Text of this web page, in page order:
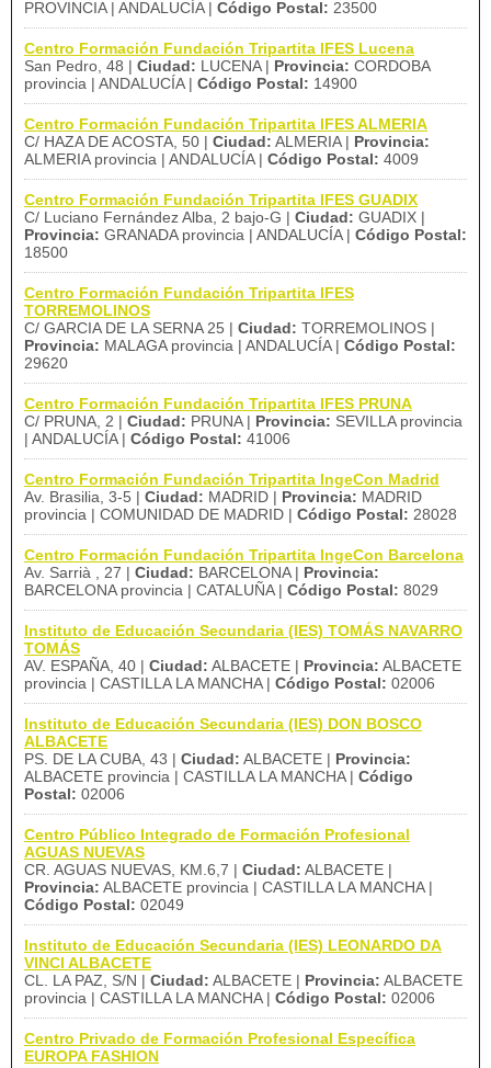
PROVINCIA | ANDALUCÍA | Código Postal: 23500
Centro Formación Fundación Tripartita IFES Lucena
San Pedro, 48 | Ciudad: LUCENA | Provincia: CORDOBA
provincia | ANDALUCÍA | Código Postal: 14900
Centro Formación Fundación Tripartita IFES ALMERIA
C/ HAZA DE ACOSTA, 50 | Ciudad: ALMERIA | Provincia:
ALMERIA provincia | ANDALUCÍA | Código Postal: 4009
Centro Formación Fundación Tripartita IFES GUADIX
C/ Luciano Fernández Alba, 2 bajo-G | Ciudad: GUADIX |
Provincia: GRANADA provincia | ANDALUCÍA | Código Postal:
18500
Centro Formación Fundación Tripartita IFES
TORREMOLINOS
C/ GARCIA DE LA SERNA 25 | Ciudad: TORREMOLINOS |
Provincia: MALAGA provincia | ANDALUCÍA | Código Postal:
29620
Centro Formación Fundación Tripartita IFES PRUNA
C/ PRUNA, 2 | Ciudad: PRUNA | Provincia: SEVILLA provincia
| ANDALUCÍA | Código Postal: 41006
Centro Formación Fundación Tripartita IngeCon Madrid
Av. Brasilia, 3-5 | Ciudad: MADRID | Provincia: MADRID
provincia | COMUNIDAD DE MADRID | Código Postal: 28028
Centro Formación Fundación Tripartita IngeCon Barcelona
Av. Sarrià , 27 | Ciudad: BARCELONA | Provincia:
BARCELONA provincia | CATALUÑA | Código Postal: 8029
Instituto de Educación Secundaria (IES) TOMÁS NAVARRO
TOMÁS
AV. ESPAÑA, 40 | Ciudad: ALBACETE | Provincia: ALBACETE
provincia | CASTILLA LA MANCHA | Código Postal: 02006
Instituto de Educación Secundaria (IES) DON BOSCO
ALBACETE
PS. DE LA CUBA, 43 | Ciudad: ALBACETE | Provincia:
ALBACETE provincia | CASTILLA LA MANCHA | Código
Postal: 02006
Centro Público Integrado de Formación Profesional
AGUAS NUEVAS
CR. AGUAS NUEVAS, KM.6,7 | Ciudad: ALBACETE |
Provincia: ALBACETE provincia | CASTILLA LA MANCHA |
Código Postal: 02049
Instituto de Educación Secundaria (IES) LEONARDO DA
VINCI ALBACETE
CL. LA PAZ, S/N | Ciudad: ALBACETE | Provincia: ALBACETE
provincia | CASTILLA LA MANCHA | Código Postal: 02006
Centro Privado de Formación Profesional Específica
EUROPA FASHION